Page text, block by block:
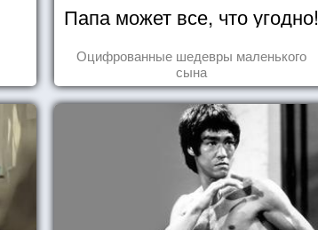
Папа может все, что угодно!
Оцифрованные шедевры маленького
сына